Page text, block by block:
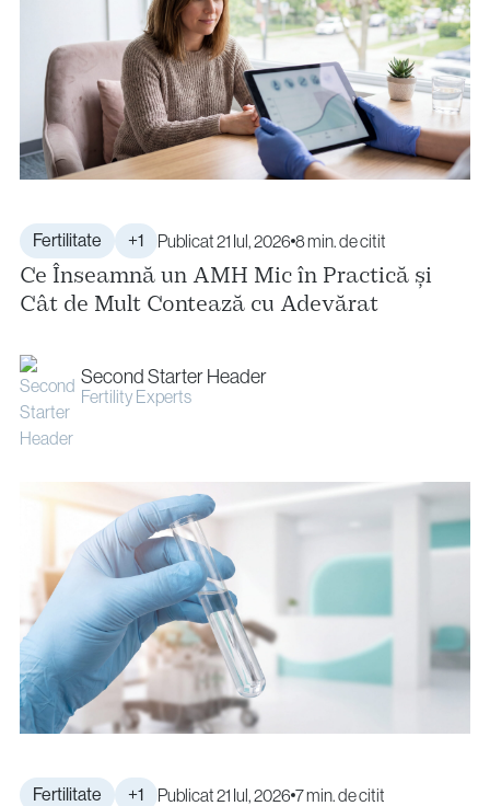
Fertilitate +1 Publicat 21 Iul, 2026 8 min. de citit
Ce Înseamnă un AMH Mic în Practică și
Cât de Mult Contează cu Adevărat
Second Starter Header
Fertility Experts
Fertilitate +1 Publicat 21 Iul, 2026 7 min. de citit